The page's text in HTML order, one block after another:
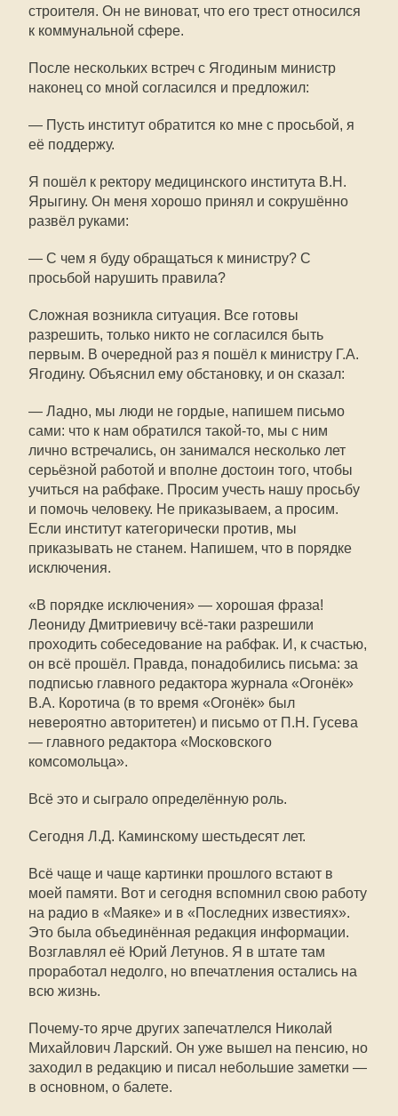
строителя. Он не виноват, что его трест относился
к коммунальной сфере.
После нескольких встреч с Ягодиным министр
наконец со мной согласился и предложил:
— Пусть институт обратится ко мне с просьбой, я
её поддержу.
Я пошёл к ректору медицинского института В.Н.
Ярыгину. Он меня хорошо принял и сокрушённо
развёл руками:
— С чем я буду обращаться к министру? С
просьбой нарушить правила?
Сложная возникла ситуация. Все готовы
разрешить, только никто не согласился быть
первым. В очередной раз я пошёл к министру Г.А.
Ягодину. Объяснил ему обстановку, и он сказал:
— Ладно, мы люди не гордые, напишем письмо
сами: что к нам обратился такой-то, мы с ним
лично встречались, он занимался несколько лет
серьёзной работой и вполне достоин того, чтобы
учиться на рабфаке. Просим учесть нашу просьбу
и помочь человеку. Не приказываем, а просим.
Если институт категорически против, мы
приказывать не станем. Напишем, что в порядке
исключения.
«В порядке исключения» — хорошая фраза!
Леониду Дмитриевичу всё-таки разрешили
проходить собеседование на рабфак. И, к счастью,
он всё прошёл. Правда, понадобились письма: за
подписью главного редактора журнала «Огонёк»
В.А. Коротича (в то время «Огонёк» был
невероятно авторитетен) и письмо от П.Н. Гусева
— главного редактора «Московского
комсомольца».
Всё это и сыграло определённую роль.
Сегодня Л.Д. Каминскому шестьдесят лет.
Всё чаще и чаще картинки прошлого встают в
моей памяти. Вот и сегодня вспомнил свою работу
на радио в «Маяке» и в «Последних известиях».
Это была объединённая редакция информации.
Возглавлял её Юрий Летунов. Я в штате там
проработал недолго, но впечатления остались на
всю жизнь.
Почему-то ярче других запечатлелся Николай
Михайлович Ларский. Он уже вышел на пенсию, но
заходил в редакцию и писал небольшие заметки —
в основном, о балете.